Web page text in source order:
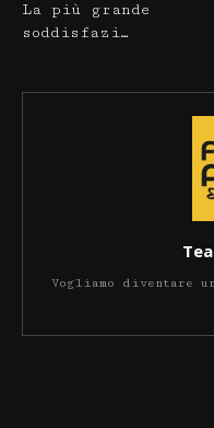
La più grande
soddisfazi…
Vogliamo diventare